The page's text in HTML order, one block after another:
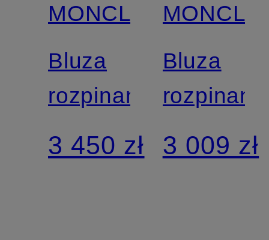
MONCLER
Bluza
rozpinana
3 450 zł
Bluza
rozpinana
3 009 zł